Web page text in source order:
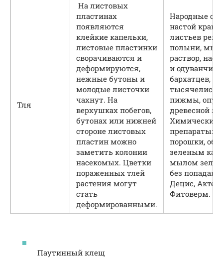
Тля
На листовых
пластинах
появляются
клейкие капельки,
листовые пластинки
сворачиваются и
деформируются,
нежные бутоны и
молодые листочки
чахнут. На
верхушках побегов,
бутонах или нижней
стороне листовых
пластин можно
заметить колонии
насекомых. Цветки
пораженных тлей
растения могут
стать
деформированными.
Народные
настой
листьев
полыни,
раствор,
и
бархатцев,
пижмы,
древесной
Химические
препараты:
порошки,
зеленым
мылом
без
Децис,
Фитоверм.
Паутинный клещ